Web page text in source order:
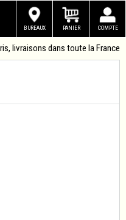
COMPTE
PANIER
BUREAUX
livraisons dans toute la France